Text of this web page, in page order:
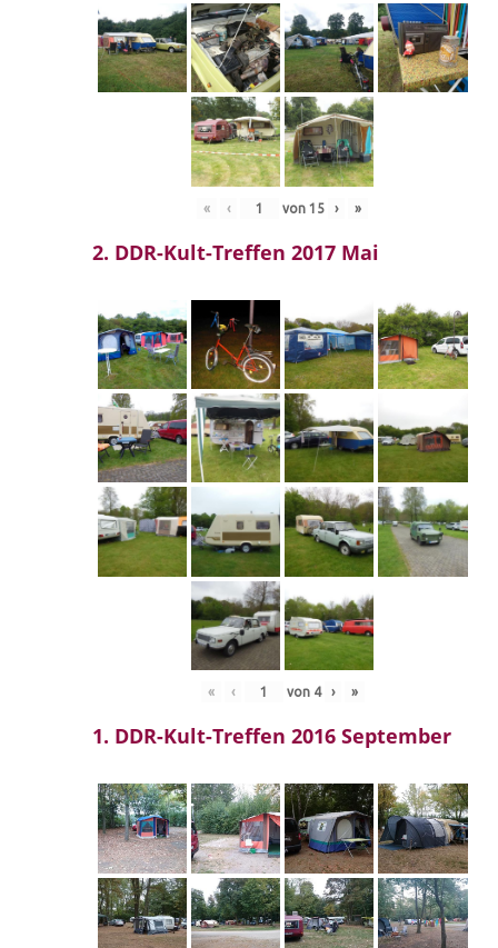
« ‹ von 15 › »
2. DDR-Kult-Treffen 2017 Mai
« ‹ von 4 › »
1. DDR-Kult-Treffen 2016 September